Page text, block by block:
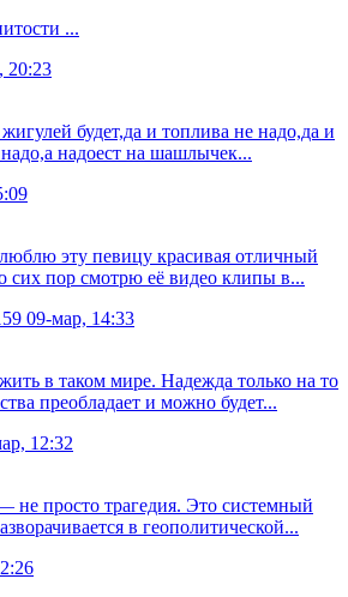
...
20:23
будет,да и топлива не надо,да и
надоест на шашлычек...
эту певицу красивая отличный
сих пор смотрю её видео клипы в...
09-мар, 14:33
в таком мире. Надежда только на то
преобладает и можно будет...
12:32
не просто трагедия. Это системный
в геополитической...